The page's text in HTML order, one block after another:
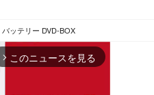
バッテリー DVD-BOX
arrow_forward_ios このニュースを見る